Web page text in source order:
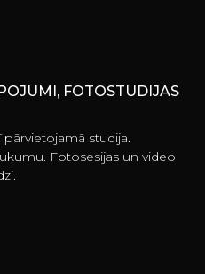
FOTOSTUDIJAS
pārvietojamā studija.
Fotosesijas un video